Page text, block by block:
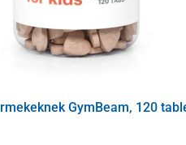
elzárva tartandó.
legfeljebb 25 °C-on tárolandó.
GymBeam, 120